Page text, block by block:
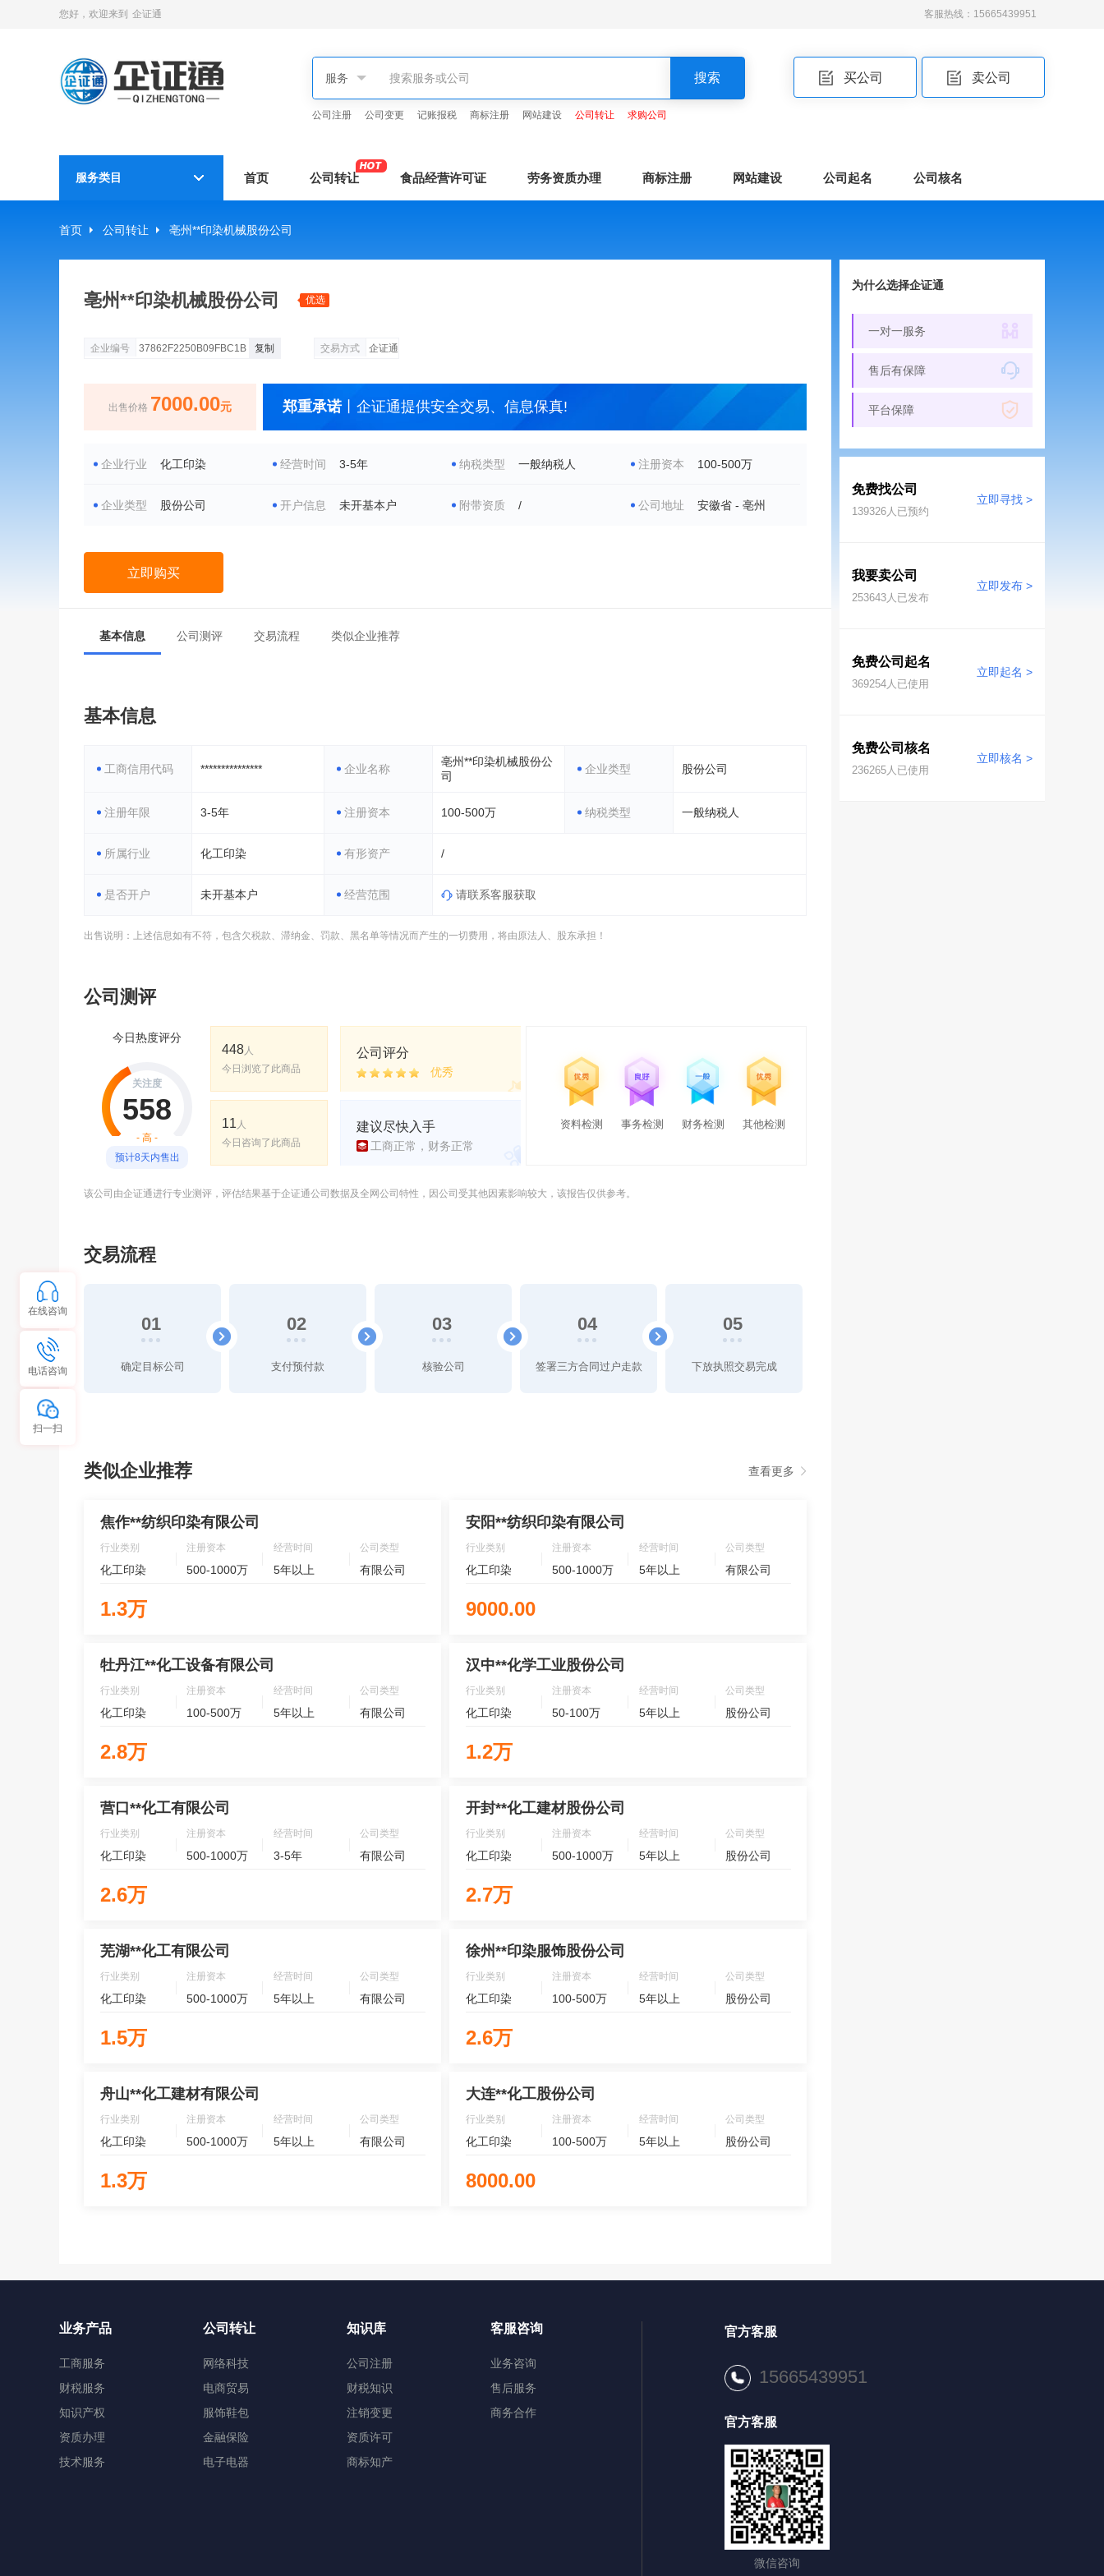
您好，欢迎来到 企证通 客服热线：15665439951
卖公司
买公司
公司注册 公司变更 记账报税 商标注册 网站建设 公司转让 求购公司
服务类目 首页 公司转让 食品经营许可证 劳务资质办理 商标注册 网站建设 公司起名 公司核名
首页 公司转让 亳州**印染机械股份公司
亳州**印染机械股份公司 优选
企业编号 37862F2250B09FBC1B 复制 交易方式 企证通
出售价格 7000.00元 郑重承诺丨企证通提供安全交易、信息保真!
企业行业 化工印染 经营时间 3-5年 纳税类型 一般纳税人 注册资本 100-500万
企业类型 股份公司 开户信息 未开基本户 附带资质 / 公司地址 安徽省 - 亳州
立即购买
基本信息 公司测评 交易流程 类似企业推荐
基本信息
工商信用代码 *************** 企业名称
亳州**印染机械股份公
司
企业类型 股份公司
注册年限 3-5年 注册资本 100-500万 纳税类型 一般纳税人
所属行业 化工印染 有形资产 /
是否开户 未开基本户 经营范围 请联系客服获取
出售说明：上述信息如有不符，包含欠税款、滞纳金、罚款、黑名单等情况而产生的一切费用，将由原法人、股东承担！
公司测评
今日热度评分
关注度
558
- 高 -
预计8天内售出
448 人
今日浏览了此商品
11 人
今日咨询了此商品
公司评分
优秀
建议尽快入手
工商正常，财务正常
资料检测 事务检测 财务检测 其他检测
该公司由企证通进行专业测评，评估结果基于企证通公司数据及全网公司特性，因公司受其他因素影响较大，该报告仅供参考。
交易流程
01
确定目标公司
02
支付预付款
03
核验公司
04
签署三方合同过户走款
05
下放执照交易完成
类似企业推荐 查看更多
焦作**纺织印染有限公司
行业类别
化工印染
注册资本
500-1000万
经营时间
5年以上
公司类型
有限公司
1.3万
安阳**纺织印染有限公司
行业类别
化工印染
注册资本
500-1000万
经营时间
5年以上
公司类型
有限公司
9000.00
牡丹江**化工设备有限公司
行业类别
化工印染
注册资本
100-500万
经营时间
5年以上
公司类型
有限公司
2.8万
汉中**化学工业股份公司
行业类别
化工印染
注册资本
50-100万
经营时间
5年以上
公司类型
股份公司
1.2万
营口**化工有限公司
行业类别
化工印染
注册资本
500-1000万
经营时间
3-5年
公司类型
有限公司
2.6万
开封**化工建材股份公司
行业类别
化工印染
注册资本
500-1000万
经营时间
5年以上
公司类型
股份公司
2.7万
芜湖**化工有限公司
行业类别
化工印染
注册资本
500-1000万
经营时间
5年以上
公司类型
有限公司
1.5万
徐州**印染服饰股份公司
行业类别
化工印染
注册资本
100-500万
经营时间
5年以上
公司类型
股份公司
2.6万
舟山**化工建材有限公司
行业类别
化工印染
注册资本
500-1000万
经营时间
5年以上
公司类型
有限公司
1.3万
大连**化工股份公司
行业类别
化工印染
注册资本
100-500万
经营时间
5年以上
公司类型
股份公司
8000.00
为什么选择企证通
一对一服务
售后有保障
平台保障
免费找公司
139326人已预约
立即寻找 >
我要卖公司
253643人已发布
立即发布 >
免费公司起名
369254人已使用
立即起名 >
免费公司核名
236265人已使用
立即核名 >
业务产品
工商服务
财税服务
知识产权
资质办理
技术服务
公司转让
网络科技
电商贸易
服饰鞋包
金融保险
电子电器
知识库
公司注册
财税知识
注销变更
资质许可
商标知产
客服咨询
业务咨询
售后服务
商务合作
官方客服
15665439951
官方客服
微信咨询
在线咨询
电话咨询
扫一扫